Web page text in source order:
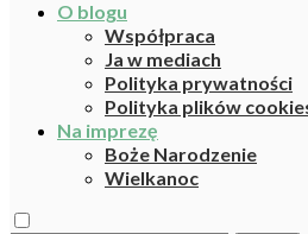
O blogu
Współpraca
Ja w mediach
Polityka prywatności
Polityka plików
Na imprezę
Boże Narodzenie
Wielkanoc